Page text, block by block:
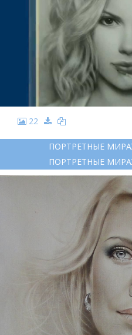
22
ПОРТРЕТНЫЕ
ПОРТРЕТНЫЕ